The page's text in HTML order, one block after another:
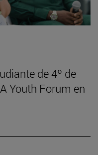
de 4º de
Youth Forum en